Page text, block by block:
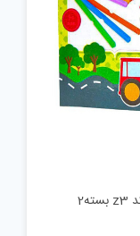
بازی آموزشی کارا مدل چوب خط و چینه کد z3 بسته2